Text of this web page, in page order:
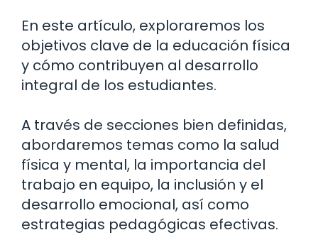
En este artículo, exploraremos los
objetivos clave de la educación física
y cómo contribuyen al desarrollo
integral de los estudiantes.
A través de secciones bien definidas,
abordaremos temas como la salud
física y mental, la importancia del
trabajo en equipo, la inclusión y el
desarrollo emocional, así como
estrategias pedagógicas efectivas.